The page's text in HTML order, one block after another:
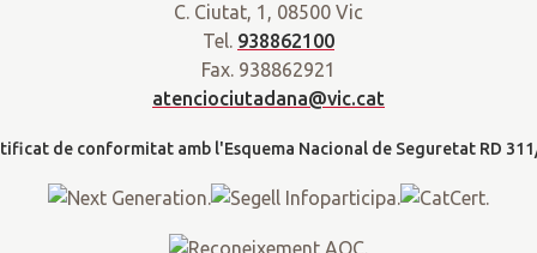
i
t
t
c
e
b
o
k
u
t
u
s
a
a
m
C. Ciutat, 1, 08500 Vic
Tel. 938862100
Fax. 938862921
atenciociutadana@vic.cat
t